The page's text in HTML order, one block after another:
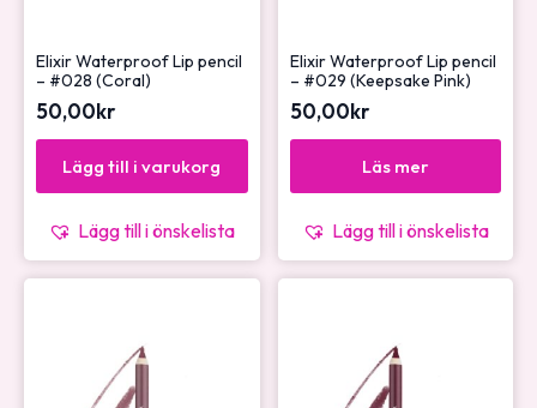
Elixir Waterproof Lip pencil
– #028 (Coral)
50,00kr
Lägg till i varukorg
Lägg till i önskelista
Elixir Waterproof Lip pencil
– #029 (Keepsake Pink)
50,00kr
Läs mer
Lägg till i önskelista